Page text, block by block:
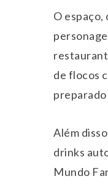
O espaço,
de flocos
Além
drinks
Mundo